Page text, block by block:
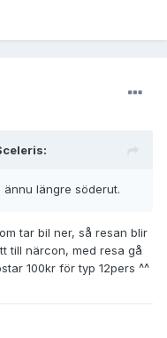
längre söderut.
tar bil ner, så resan blir
till närcon, med resa gå
100kr för typ 12pers ^^